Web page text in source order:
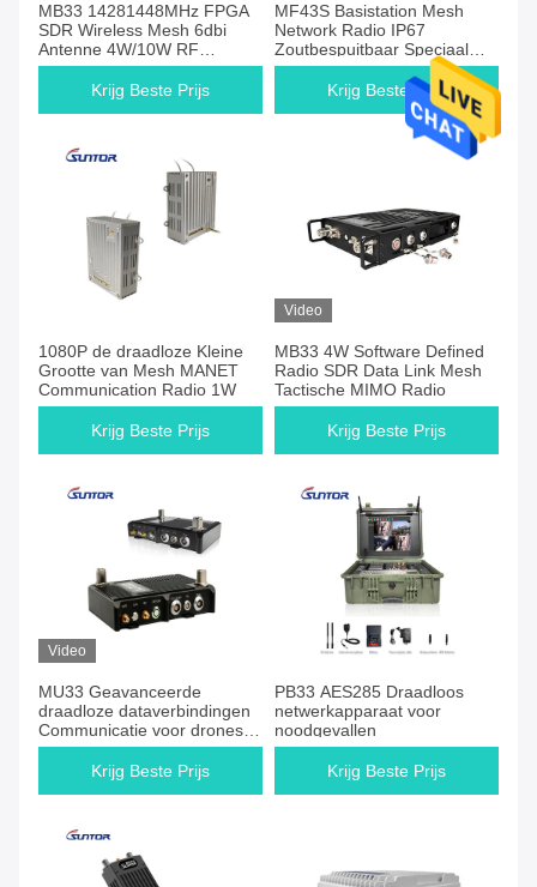
MB33 14281448MHz FPGA
SDR Wireless Mesh 6dbi
Antenne 4W/10W RF
Overgedragen vermogen
Krijg Beste Prijs
MF43S Basistation Mesh
Network Radio IP67
Zoutbespuitbaar Speciaal
Voor Zee
Krijg Beste Prijs
1080P de draadloze Kleine
Grootte van Mesh MANET
Communication Radio 1W
Krijg Beste Prijs
Video
MB33 4W Software Defined
Radio SDR Data Link Mesh
Tactische MIMO Radio
Krijg Beste Prijs
Video
MU33 Geavanceerde
draadloze dataverbindingen
Communicatie voor drones /
UAV / UGV / USV
Krijg Beste Prijs
PB33 AES285 Draadloos
netwerkapparaat voor
noodgevallen
Krijg Beste Prijs